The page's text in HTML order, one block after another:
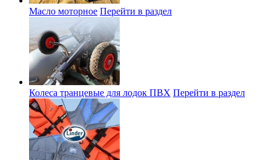
Масло моторное Перейти в раздел
Колеса транцевые для лодок ПВХ Перейти в раздел